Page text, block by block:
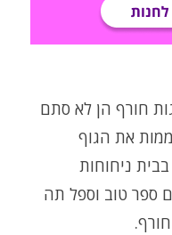
חורף הן לא סתם
את הגוף
ניחוחות
ספר טוב וספל תה